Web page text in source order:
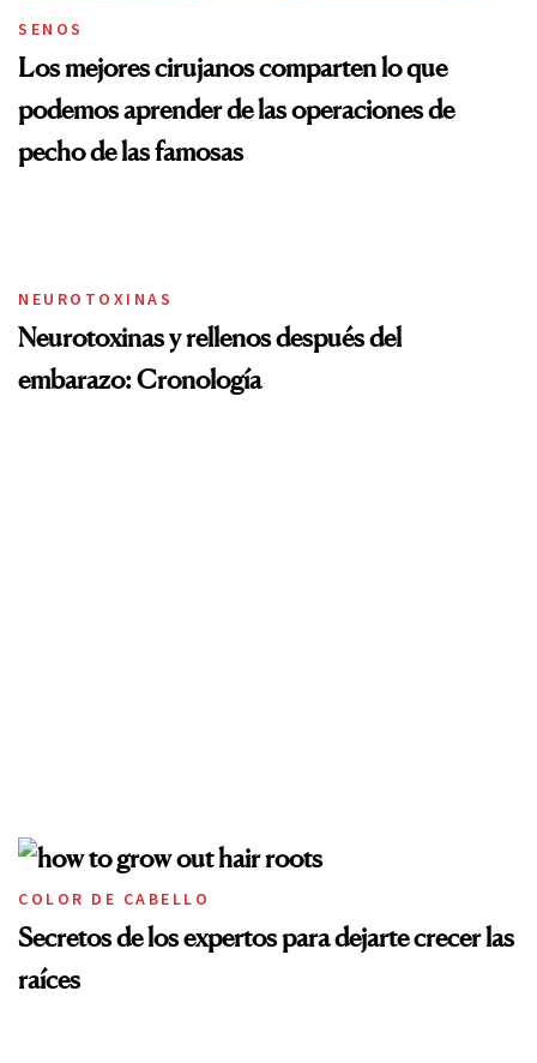
SENOS
Los mejores cirujanos comparten lo que
podemos aprender de las operaciones de
pecho de las famosas
NEUROTOXINAS
Neurotoxinas y rellenos después del
embarazo: Cronología
COLOR DE CABELLO
Secretos de los expertos para dejarte crecer las
raíces